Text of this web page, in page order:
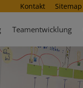
Kontakt Sitemap
Teamentwicklung